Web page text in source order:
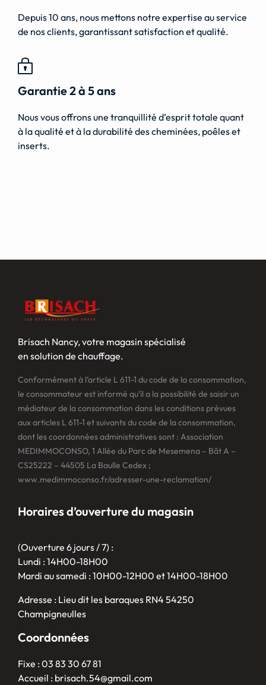
Depuis 10 ans, nous mettons notre expertise au service
de nos clients, garantissant satisfaction et qualité.
Garantie 2 à 5 ans
Nous vous offrons une tranquillité d’esprit totale quant
à la qualité et à la durabilité des cheminées, poêles et
inserts.
Brisach Nancy, votre magasin spécialisé
en solution de chauffage.
Conformément à l’article L 611-1 du code de la consommation,
le consommateur est informé qu’il a la possibilité de saisir un
médiateur de la consommation dans les conditions prévues
aux articles L 611-1 et suivants du code de la consommation,
dont les coordonnées administratives sont : Association
MEDIMMOCONSO, 1 Allée du Parc de Mesemena – Bât A –
CS25222 – 44505 La Baulle Cedex ;
www.medimmoconso.fr/adresser-une-reclamation/
Horaires d’ouverture du magasin
(Ouverture 6 jours / 7) :
Lundi : 14H00-18H00
Mardi au samedi : 10H00-12H00 et 14H00-18H00
Adresse : Lieu dit les baraques RN4 54250
Champigneulles
Coordonnées
Fixe : 03 83 30 67 81
Accueil : brisach.54@gmail.com